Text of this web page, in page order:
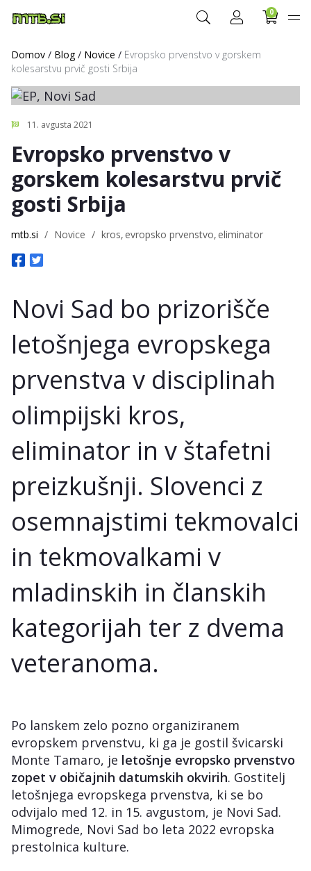
0
Domov / Blog/ Novice / Evropsko prvenstvo v gorskem
kolesarstvu prvič gosti Srbija
11. avgusta 2021
Evropsko prvenstvo v
gorskem kolesarstvu prvič
gosti Srbija
mtb.si / Novice / kros evropsko prvenstvo eliminator
Novi Sad bo prizorišče
letošnjega evropskega
prvenstva v disciplinah
olimpijski kros,
eliminator in v štafetni
preizkušnji. Slovenci z
osemnajstimi tekmovalci
in tekmovalkami v
mladinskih in članskih
kategorijah ter z dvema
veteranoma.
Po lanskem zelo pozno organiziranem
evropskem prvenstvu, ki ga je gostil švicarski
Monte Tamaro, je letošnje evropsko prvenstvo
zopet v običajnih datumskih okvirih. Gostitelj
letošnjega evropskega prvenstva, ki se bo
odvijalo med 12. in 15. avgustom, je Novi Sad.
Mimogrede, Novi Sad bo leta 2022 evropska
prestolnica kulture.